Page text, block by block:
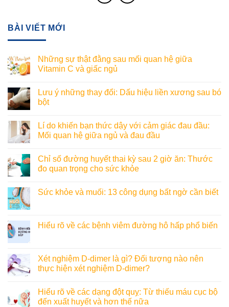
BÀI VIẾT MỚI
Những sự thật đằng sau mối quan hệ giữa
Vitamin C và giấc ngủ
Lưu ý những thay đổi: Dấu hiệu liền xương sau bó
bột
Lí do khiến bạn thức dậy với cảm giác đau đầu:
Mối quan hệ giữa ngủ và đau đầu
Chỉ số đường huyết thai kỳ sau 2 giờ ăn: Thước
đo quan trọng cho sức khỏe
Sức khỏe và muối: 13 công dụng bất ngờ cần biết
Hiểu rõ về các bệnh viêm đường hô hấp phổ biến
Xét nghiệm D-dimer là gì? Đối tượng nào nên
thực hiện xét nghiệm D-dimer?
Hiểu rõ về các dạng đột quỵ: Từ thiếu máu cục bộ
đến xuất huyết và hơn thế nữa